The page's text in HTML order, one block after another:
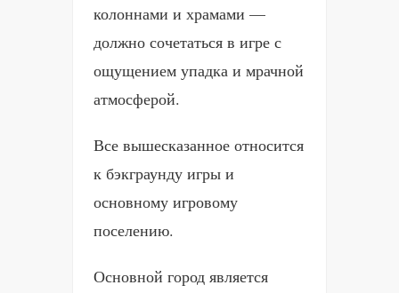
колоннами и храмами —
должно сочетаться в игре с
ощущением упадка и мрачной
атмосферой.
Все вышесказанное относится
к бэкграунду игры и
основному игровому
поселению.
Основной город является